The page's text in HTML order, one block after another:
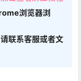
浏览器浏
联系客服或者文